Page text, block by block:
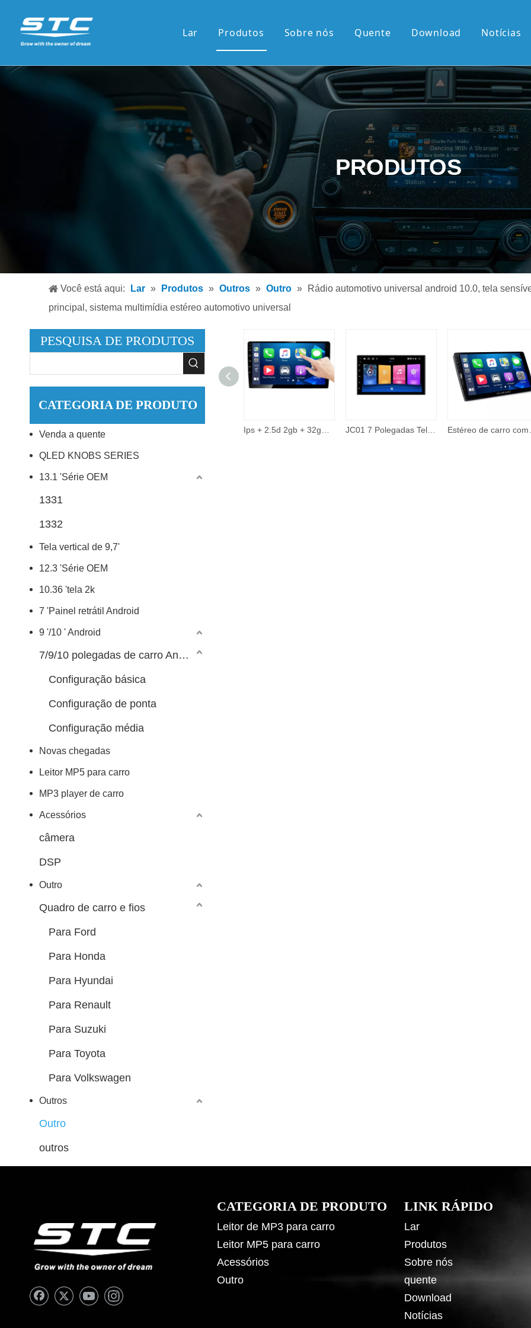
Lar Produtos
13.1'Série OEM
12.3'Série OEM
Tela de 10,36'2K
Tela vertical de 9,7'
7'painel retrátil Android
9'/10'android
Novas chegadas
Leitor de MP3 para carro
Sobre nós Quente Download Notícias
PRODUTOS
Você está aqui: Lar » Produtos » Outros » Outro »
Rádio automotivo universal android 10.0, tela
principal, sistema multimídia estéreo automotivo universal
PESQUISA DE PRODUTOS
CATEGORIA DE PRODUTO
Venda a quente
QLED KNOBS SERIES
13.1 'Série OEM
1331
1332
Tela vertical de 9,7'
12.3 'Série OEM
10.36 'tela 2k
7 'Painel retrátil Android
9 '/10 ' Android
7/9/10 polegadas de carro Android Player
Configuração básica
Configuração de ponta
Configuração média
Novas chegadas
Leitor MP5 para carro
MP3 player de carro
Acessórios
câmera
DSP
Outro
Quadro de carro e fios
Para Ford
Para Honda
Para Hyundai
Para Renault
Para Suzuki
Para Toyota
Para Volkswagen
Outros
Outro
outros
CATEGORIA DE PRODUTO
Leitor de MP3 para carro
Leitor MP5 para carro
Acessórios
Outro
LINK RÁPIDO
Lar
Produtos
Sobre nós
quente
Download
Notícias